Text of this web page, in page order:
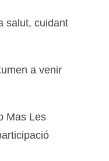
salut, cuidant
a venir
Mas Les